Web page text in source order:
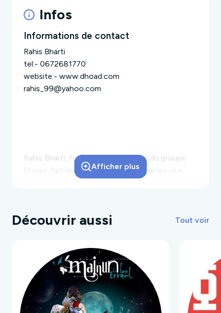
Infos
Informations de contact
Rahis Bharti
tel:- 0672681770
website:- www.dhoad.com
rahis_99@yahoo.com
Rahis Bharti, fondateur et musicien du groupe
Dhoad, fait revivre dans ce spectacle les plus
s’est agrandie pour faire renaître l’énergie et la
charismatique, un passé resplendissant ressurgit
dans une
profusion de rythmes et de couleurs.
DHOAD Ambassadeurs de la culture du
Rajasthan à travers le monde, les Dhoad ont
donné plus de 1100 spectacles dans près de 95
Afficher plus
Découvrir aussi Tout voir